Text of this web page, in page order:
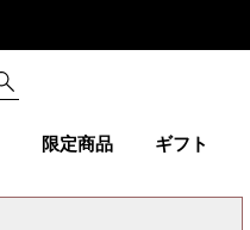
限定商品 ギフト